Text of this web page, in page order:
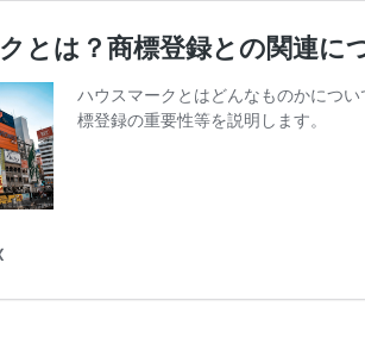
とは？商標登録との関連に
ハウスマークとはどんなものかにつ
標登録の重要性等を説明します。